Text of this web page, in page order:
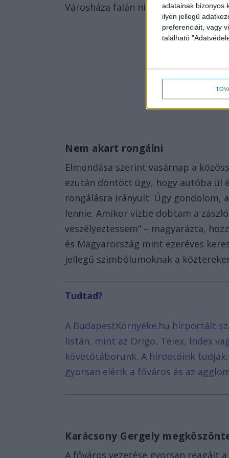
adatainak bizonyos
ilyen jellegű
preferenciáit, vagy
található
Városháza falán nincs helye.
Nem akart rongálni
Elmondása szerint vasárnap a
ezután döntött úgy, hogy autóba ül
rongálásra irányult. Úgy gondolom,
lennie. Amikor vízbe dobtam a
veszélyeztessem” – magyarázta,
és Magyarország mint ezeréves
jellegű szimbólumoknak a
Tudtad?
A BudapestKörnyéke.hu hírportált
listán, mint az Origo, Telex, Index
követőtáborunk. A hirdetőink
gyorsan elérik a főváros és az
Karácsony Gergely
A főváros vezetése gyorsan reagált